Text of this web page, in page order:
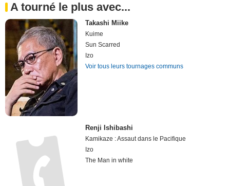
A tourné le plus avec...
Takashi Miike
Kuime
Sun Scarred
Izo
Voir tous leurs tournages communs
Renji Ishibashi
Kamikaze : Assaut dans le Pacifique
Izo
The Man in white